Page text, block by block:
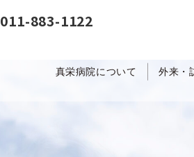
011-883-1122
真栄病院について 外来・